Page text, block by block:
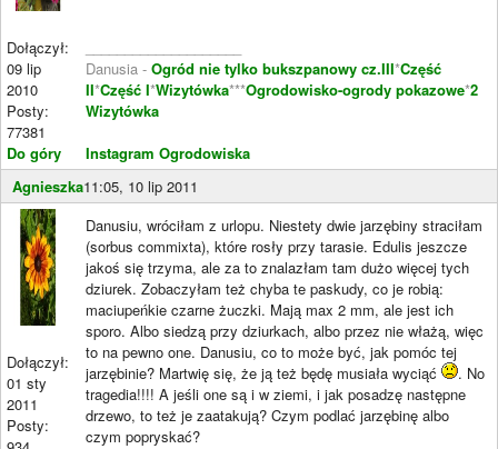
Dołączył:
09 lip
2010
Posty:
77381
Do góry
Danusia - Ogród nie tylko bukszpanowy cz.III*Część
II*Część I*Wizytówka***Ogrodowisko-ogrody pokazowe*2
Wizytówka
Instagram Ogrodowiska
Agnieszka11:05, 10 lip 2011
Dołączył:
01 sty
2011
Posty:
Danusiu, wróciłam z urlopu. Niestety dwie jarzębiny straciłam
(sorbus commixta), które rosły przy tarasie. Edulis jeszcze
jakoś się trzyma, ale za to znalazłam tam dużo więcej tych
dziurek. Zobaczyłam też chyba te paskudy, co je robią:
maciupeńkie czarne żuczki. Mają max 2 mm, ale jest ich
sporo. Albo siedzą przy dziurkach, albo przez nie włażą, więc
to na pewno one. Danusiu, co to może być, jak pomóc tej
jarzębinie? Martwię się, że ją też będę musiała wyciąć
. No
tragedia!!!! A jeśli one są i w ziemi, i jak posadzę następne
drzewo, to też je zaatakują? Czym podlać jarzębinę albo
czym popryskać?